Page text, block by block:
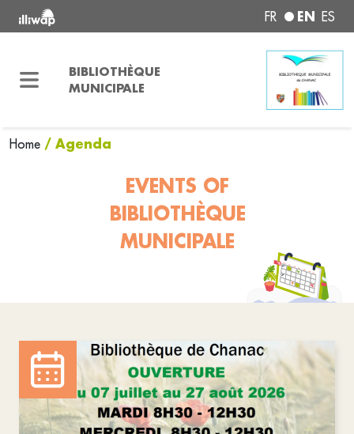
FR EN ES
BIBLIOTHÈQUE
MUNICIPALE
Home / Agenda
EVENTS OF
BIBLIOTHÈQUE
MUNICIPALE